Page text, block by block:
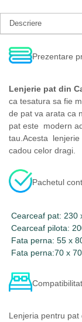
Descriere
Prezentare
Lenjerie pat din
ca tesatura sa fie
de pat va arata ca
pat este modern
tau.Acesta lenjerie
cadou celor dragi.
Pachetul
Cearceaf pat: 230
Cearceaf pilota:
Fata perna: 55 x
Fata perna:70 x
Lenjeria pentru